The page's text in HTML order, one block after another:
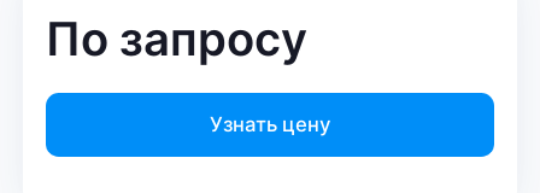
По запросу
Узнать цену